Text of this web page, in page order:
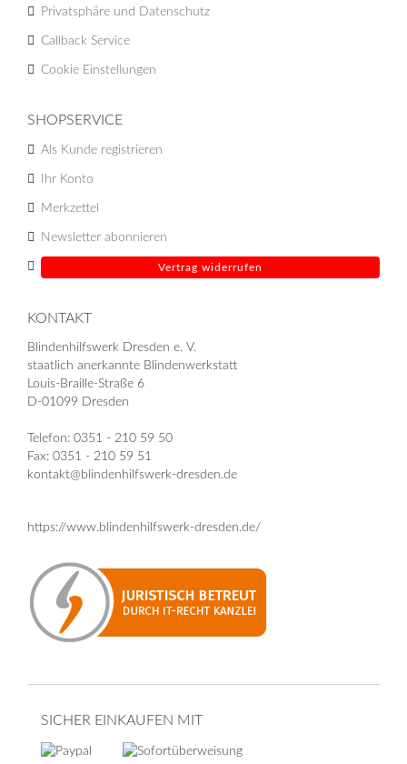
Privatsphäre und Datenschutz
Callback Service
Cookie Einstellungen
SHOPSERVICE
Als Kunde registrieren
Ihr Konto
Merkzettel
Newsletter abonnieren
Vertrag widerrufen
KONTAKT
Blindenhilfswerk Dresden e. V.
staatlich anerkannte Blindenwerkstatt
Louis-Braille-Straße 6
D-01099 Dresden
Telefon: 0351 - 210 59 50
Fax: 0351 - 210 59 51
kontakt@blindenhilfswerk-dresden.de
https://www.blindenhilfswerk-dresden.de/
SICHER EINKAUFEN MIT